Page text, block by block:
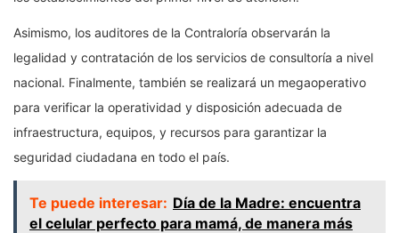
Asimismo, los auditores de la Contraloría observarán la
legalidad y contratación de los servicios de consultoría a nivel
nacional. Finalmente, también se realizará un megaoperativo
para verificar la operatividad y disposición adecuada de
infraestructura, equipos, y recursos para garantizar la
seguridad ciudadana en todo el país.
Te puede interesar: Día de la Madre: encuentra
el celular perfecto para mamá, de manera más